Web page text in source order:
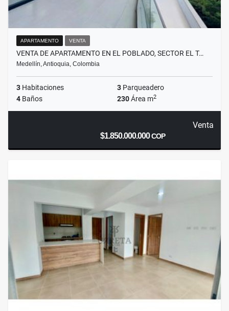
APARTAMENTO VENTA
VENTA DE APARTAMENTO EN EL POBLADO, SECTOR EL T…
Medellín, Antioquia, Colombia
3 Habitaciones 3 Parqueadero
4 Baños 230Área m2
Venta
$1.850.000.000COP